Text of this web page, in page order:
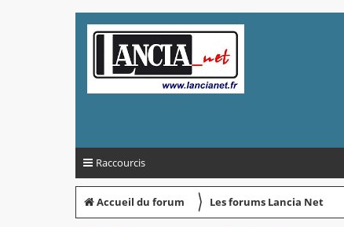
Raccourcis
Accueil du forum 〉 Les forums Lancia Net